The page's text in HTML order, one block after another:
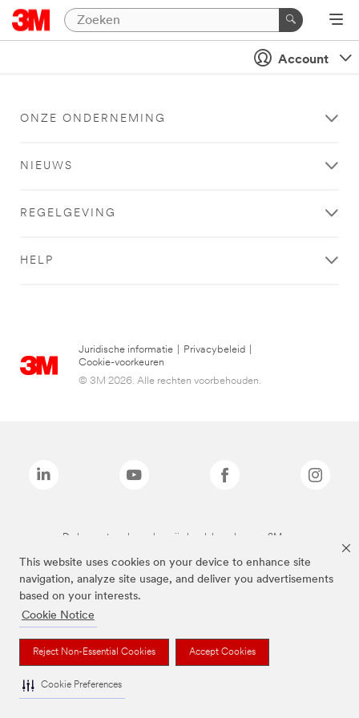
This website uses cookies on your device to enhance site
navigation, analyze site usage, and deliver you advertisements
based on your interests.
Cookie Notice
Reject Non-Essential Cookies Accept Cookies
Cookie Preferences
Account
ONZE ONDERNEMING
NIEUWS
REGELGEVING
HELP
Juridische informatie Privacybeleid
Cookie-voorkeuren
© 3M 2026. Alle rechten voorbehouden.
De bovenstaande merken zijn handelsmerken van 3M.we